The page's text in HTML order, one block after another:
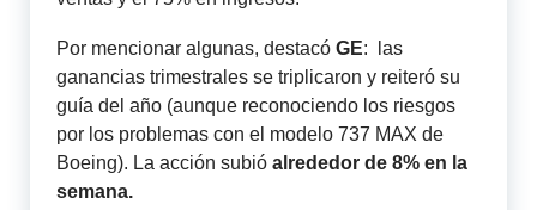
Por mencionar algunas, destacó GE: las
ganancias trimestrales se triplicaron y reiteró su
guía del año (aunque reconociendo los riesgos
por los problemas con el modelo 737 MAX de
Boeing). La acción subió alrededor de 8% en la
semana.